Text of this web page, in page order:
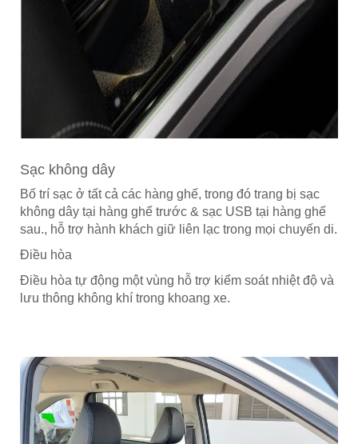
Sạc không dây
Bố trí sạc ở tất cả các hàng ghế, trong đó trang bị sạc
không dây tại hàng ghế trước & sạc USB tại hàng ghế
sau., hỗ trợ hành khách giữ liên lạc trong mọi chuyến di.
Điều hòa
Điều hòa tự động một vùng hỗ trợ kiểm soát nhiệt độ và
lưu thông không khí trong khoang xe.